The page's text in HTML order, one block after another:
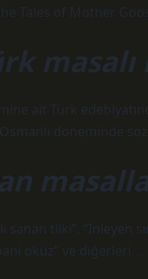
Tales of Mother
masalı
ait Türk
Osmanlı döneminde
sanan tilki”, “İnleyen
öküz” ve diğerleri. ..